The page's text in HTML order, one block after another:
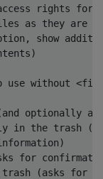
rights
for
as they are
,
show
)
use without <
and optionally
in the trash (
)
for
trash (asks for